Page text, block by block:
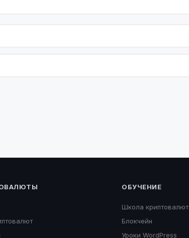
ОБУЧЕНИЕ
Школа криптовалют
Блокчейн
Уроки WordPress